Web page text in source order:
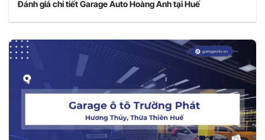
Đánh giá chi tiết Garage Auto Hoàng Anh tại Huế